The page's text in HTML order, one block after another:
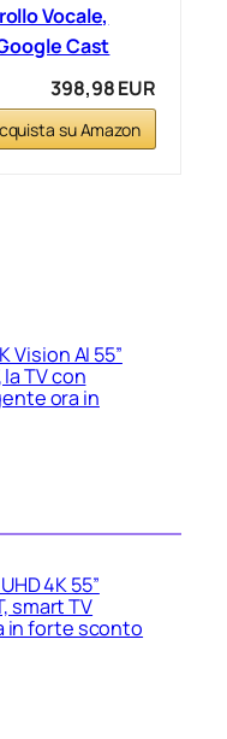
Vocale,
Cast
398,98 EUR
su Amazon
Vision AI 55”
la TV con
ora in
4K 55”
smart TV
in forte sconto